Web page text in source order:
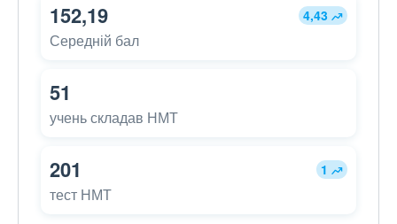
152,19 4,43
Середній бал
51
учень складав НМТ
201 1
тест НМТ